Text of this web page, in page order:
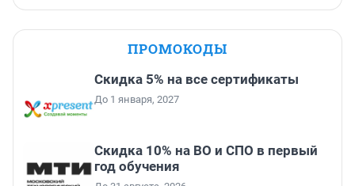
ПРОМОКОДЫ
Скидка 5% на все сертификаты
До 1 января, 2027
Скидка 10% на ВО и СПО в первый
год обучения